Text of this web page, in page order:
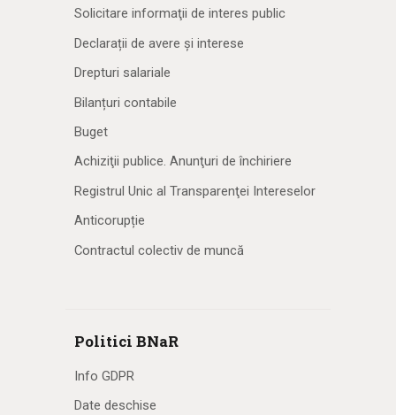
Solicitare informaţii de interes public
Declarații de avere și interese
Drepturi salariale
Bilanțuri contabile
Buget
Achiziţii publice. Anunţuri de închiriere
Registrul Unic al Transparenţei Intereselor
Anticorupție
Contractul colectiv de muncă
Politici BNaR
Info GDPR
Date deschise